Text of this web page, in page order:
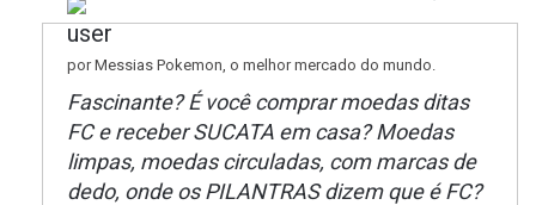
por Messias Pokemon, o melhor mercado do mundo.
Fascinante? É você comprar moedas ditas
FC e receber SUCATA em casa? Moedas
limpas, moedas circuladas, com marcas de
dedo, onde os PILANTRAS dizem que é FC?